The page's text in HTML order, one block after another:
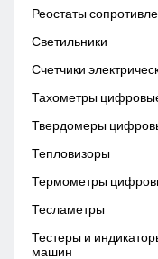
Реостаты
Светильники
Счетчики
Тахометры
Твердомеры
Тепловизоры
Термометры
Тесламетры
Тестеры и
машин